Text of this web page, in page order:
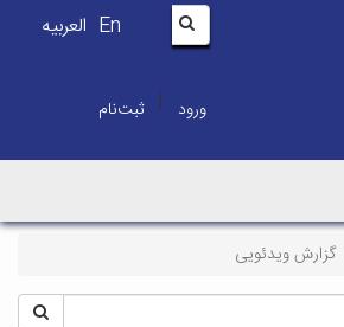
En العربیه
ورود | ثبت‌نام
گزارش ویدئویی